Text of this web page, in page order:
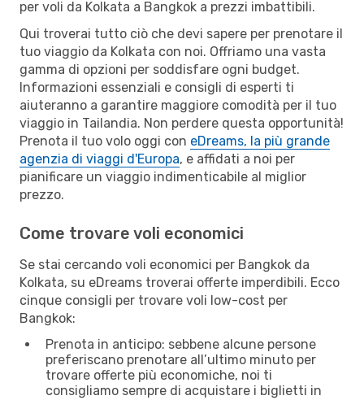
per voli da Kolkata a Bangkok a prezzi imbattibili.
Qui troverai tutto ciò che devi sapere per prenotare il
tuo viaggio da Kolkata con noi. Offriamo una vasta
gamma di opzioni per soddisfare ogni budget.
Informazioni essenziali e consigli di esperti ti
aiuteranno a garantire maggiore comodità per il tuo
viaggio in Tailandia. Non perdere questa opportunità!
Prenota il tuo volo oggi con eDreams, la più grande
agenzia di viaggi d'Europa, e affidati a noi per
pianificare un viaggio indimenticabile al miglior
prezzo.
Come trovare voli economici
Se stai cercando voli economici per Bangkok da
Kolkata, su eDreams troverai offerte imperdibili. Ecco
cinque consigli per trovare voli low-cost per
Bangkok:
Prenota in anticipo: sebbene alcune persone
preferiscano prenotare all’ultimo minuto per
trovare offerte più economiche, noi ti
consigliamo sempre di acquistare i biglietti in